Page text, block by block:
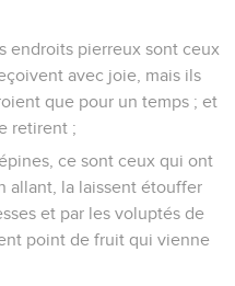
endroits pierreux sont ceux
avec joie, mais ils
que pour un temps ; et
retirent ;
ce sont ceux qui ont
allant, la laissent étouffer
et par les voluptés de
point de fruit qui vienne